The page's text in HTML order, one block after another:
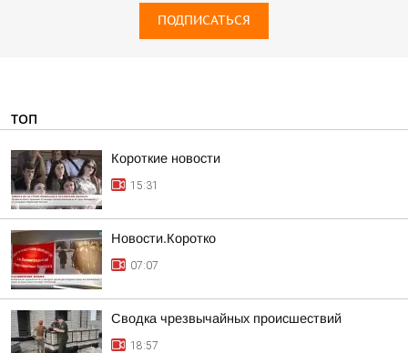
ПОДПИСАТЬСЯ
ТОП
Короткие новости
15:31
Новости.Коротко
07:07
Сводка чрезвычайных происшествий
18:57